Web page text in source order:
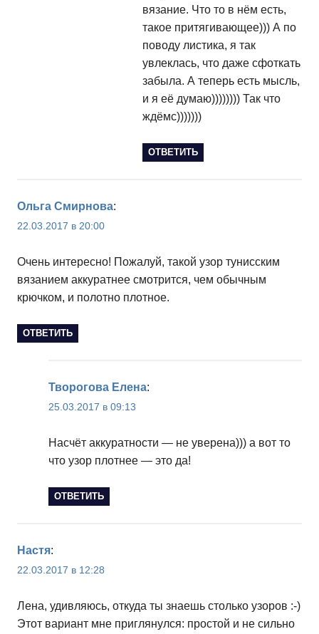
вязание. Что то в нём есть,
такое притягивающее))) А по
поводу листика, я так
увлеклась, что даже сфоткать
забыла. А теперь есть мысль,
и я её думаю)))))))) Так что
ждёмс)))))))
ОТВЕТИТЬ
Ольга Смирнова:
22.03.2017 в 20:00
Очень интересно! Пожалуй, такой узор тунисским
вязанием аккуратнее смотрится, чем обычным
крючком, и полотно плотное.
ОТВЕТИТЬ
Творогова Елена:
25.03.2017 в 09:13
Насчёт аккуратности — не уверена))) а вот то
что узор плотнее — это да!
ОТВЕТИТЬ
Настя:
22.03.2017 в 12:28
Лена, удивляюсь, откуда ты знаешь столько узоров :-)
Этот вариант мне приглянулся: простой и не сильно